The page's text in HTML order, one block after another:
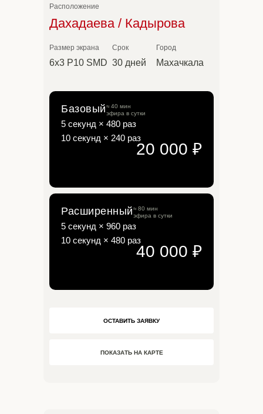
Расположение
Дахадаева / Кадырова
Базовый≈ 40 мин
эфира в сутки
5 секунд × 480 раз
10 секунд × 240 раз
20 000 ₽
Расширенный≈ 80 мин
эфира в сутки
5 секунд × 960 раз
10 секунд × 480 раз
40 000 ₽
ПОКАЗАТЬ НА КАРТЕ
ОСТАВИТЬ ЗАЯВКУ
Размер экрана
6х3 P10 SMD
Срок
30 дней
Город
Махачкала
Базовый
≈40 мин эфира в сутки 35 000 ₽
5 секунд × 960 раз10 секунд × 480 раз